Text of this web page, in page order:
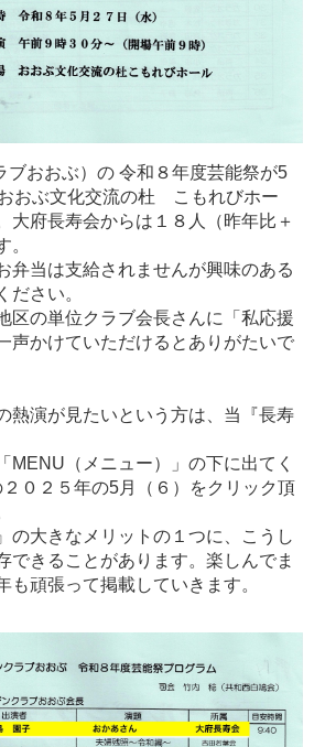
ブおおぶ）の 令和８年度芸能祭が5
おぶ文化交流の杜 こもれびホー
大府長寿会からは１８人（昨年比＋
。
弁当は支給されませんが興味のある
ださい。
区の単位クラブ会長さんに「私応援
声かけていただけるとありがたいで
熱演が見たいという方は、当『長寿
MENU（メニュー）」の下に出てく
２０２５年の5月（６）をクリック頂
の大きなメリットの１つに、こうし
できることがあります。楽しんでま
も頑張って掲載していきます。